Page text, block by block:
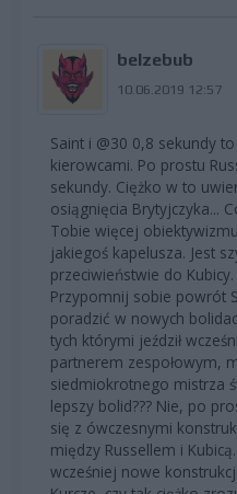
belzebub
10.06.2019 12:57
Saint i @30 0,8 sekundy
kierowcami. Po prostu
sekundy. Ciężko w to
osiągnięcia Brytyjczyka...
Tobie więcej
jakiegoś kapelusza. Jest
przeciwieństwie do
Przypomnij sobie powrót
poradzić w nowych
tych którymi jeździł
partnerem zespołowym,
siedmiokrotnego mistrza
lepszy bolid??? Nie, po
się z ówczesnymi
między Russellem i
wcześniej nowe